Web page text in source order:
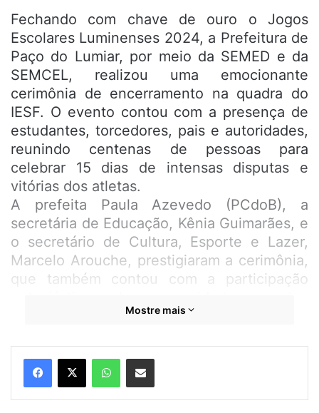
Fechando com chave de ouro o Jogos
Escolares Luminenses 2024, a Prefeitura de
Paço do Lumiar, por meio da SEMED e da
SEMCEL, realizou uma emocionante
cerimônia de encerramento na quadra do
IESF. O evento contou com a presença de
estudantes, torcedores, pais e autoridades,
reunindo centenas de pessoas para
celebrar 15 dias de intensas disputas e
vitórias dos atletas.
A prefeita Paula Azevedo (PCdoB), a
secretária de Educação, Kênia Guimarães, e
o secretário de Cultura, Esporte e Lazer,
Marcelo Arouche, prestigiaram a cerimônia,
que também contou com a participação
“Estamos muito satisfeitos com o
ficaram marcados na história da nossa
cidade”, enfatizou a prefeita Paula
Mostre mais